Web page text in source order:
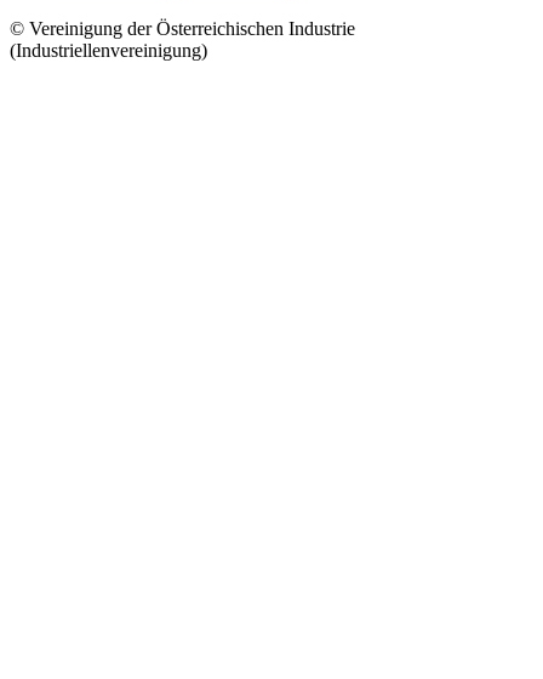
© Vereinigung der Österreichischen Industrie
(Industriellenvereinigung)